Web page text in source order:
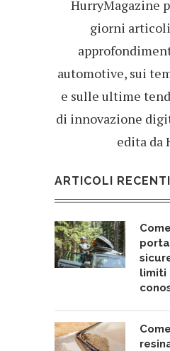
HurryMagazine
giorni
automotive, sui
e sulle ultime
di innovazione
edita da
ARTICOLI RECENTI
limiti